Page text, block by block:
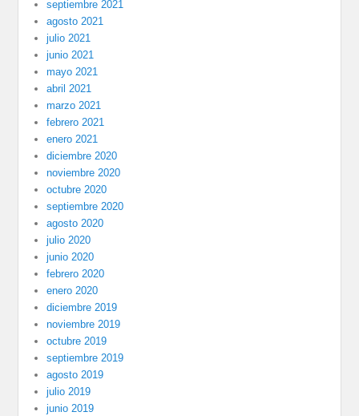
septiembre 2021
agosto 2021
julio 2021
junio 2021
mayo 2021
abril 2021
marzo 2021
febrero 2021
enero 2021
diciembre 2020
noviembre 2020
octubre 2020
septiembre 2020
agosto 2020
julio 2020
junio 2020
febrero 2020
enero 2020
diciembre 2019
noviembre 2019
octubre 2019
septiembre 2019
agosto 2019
julio 2019
junio 2019